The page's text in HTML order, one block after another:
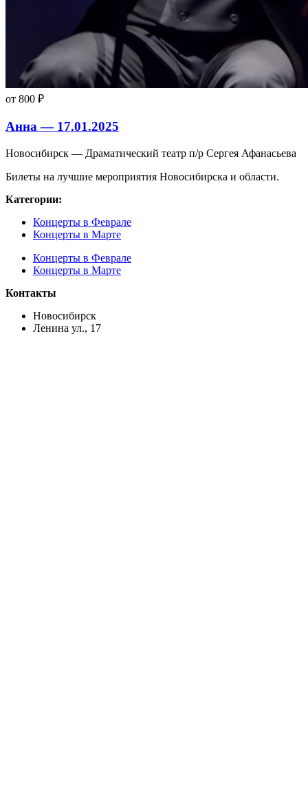
от 800 ₽
Анна — 17.01.2025
Новосибирск — Драматический театр п/р Сергея Афанасьева
Билеты на лучшие мероприятия Новосибирска и области.
Категории:
Концерты в Феврале
Концерты в Марте
Концерты в Феврале
Концерты в Марте
Контакты
Новосибирск
Ленина ул., 17